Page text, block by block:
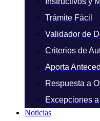
Trámite Fácil
Validador de
Criterios de
Aporta
Respuesta a
Excepciones
Noticias